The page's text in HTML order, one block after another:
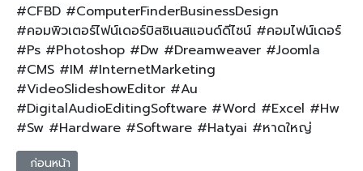
#CFBD #ComputerFinderBusinessDesign
#คอมพิวเตอร์ไฟน์เดอร์บิสซิเนสแอนด์ดีไซน์ #คอมไฟน์เดอร์
#Ps #Photoshop #Dw #Dreamweaver #Joomla
#CMS #IM #InternetMarketing
#VideoSlideshowEditor #Au
#DigitalAudioEditingSoftware #Word #Excel #Hw
#Sw #Hardware #Software #Hatyai #หาดใหญ่
เนื้อหาก่อนหน้า: 👩‍🎨สุดพิเศษคอร์สเรียนออกแบบ ด้วยโฟโตชอป ขอ
ก่อนหน้า